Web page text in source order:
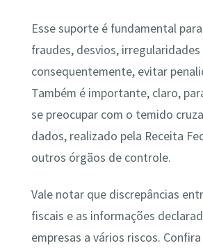
Esse suporte é fundamental
fraudes, desvios, irregularidades
consequentemente, evitar
Também é importante, claro,
se preocupar com o temido
dados, realizado pela Receita
outros órgãos de controle.
Vale notar que discrepâncias
fiscais e as informações
empresas a vários riscos.